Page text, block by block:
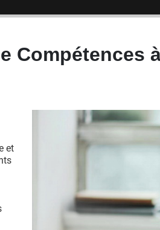
Compétences
et